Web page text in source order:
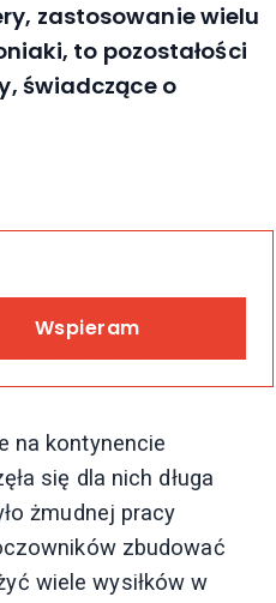
zastosowanie wielu
to pozostałości
świadczące o
Wspieram
na kontynencie
się dla nich długa
żmudnej pracy
zbudować
wiele wysiłków w